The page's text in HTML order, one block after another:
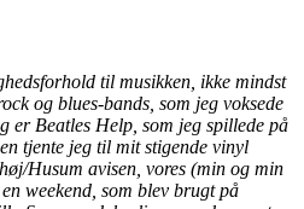
til musikken, ikke mindst
og blues-bands, som jeg voksede
er Beatles Help, som jeg spillede på
tjente jeg til mit stigende vinyl
Husum avisen, vores (min og min
weekend, som blev brugt på